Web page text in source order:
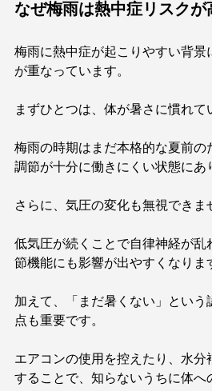
なぜ梅雨は熱中症リスクが
梅雨に熱中症が起こりやすい背景
が重なっています。
まずひとつは、体が暑さに慣れて
梅雨の時期はまだ本格的な夏前の
調節が十分に働きにくい状態にあ
さらに、気圧の変化も無視できま
低気圧が続くことで自律神経が乱
節機能にも影響が出やすくなりま
加えて、「まだ暑くない」という
点も重要です。
エアコンの使用を控えたり、水分
することで、知らないうちに体へ